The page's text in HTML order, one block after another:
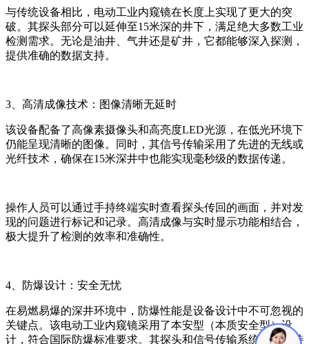
与传统设备相比，电动工业内窥镜在长度上实现了更大的突
破。其探头部分可以延伸至15米深的井下，满足绝大多数工业
检测需求。无论是油井、气井还是矿井，它都能够深入探测，
提供准确的数据支持。
3、高清成像技术：图像清晰无延时
该设备配备了高像素摄像头和高亮度LED光源，在低光环境下
仍能呈现清晰的图像。同时，其信号传输采用了先进的无线或
光纤技术，确保在15米深井中也能实现毫秒级的数据传递。
操作人员可以通过手持终端实时查看探头传回的画面，并对发
现的问题进行标记和记录。高清成像与实时显示功能相结合，
极大提升了检测的效率和准确性。
4、防爆设计：安全无忧
在易燃易爆的深井环境中，防爆性能是设备设计中不可忽视的
关键点。该电动工业内窥镜采用了本安型（本质安全型）设
计，符合国际防爆标准要求。其探头和信号传输系统均经过特